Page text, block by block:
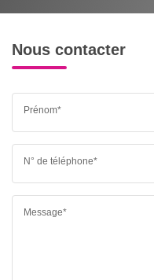
Nous contacter
Prénom*
N° de téléphone*
Message*